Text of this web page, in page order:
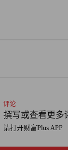
评论
撰写或查看更多
请打开财富Plus APP